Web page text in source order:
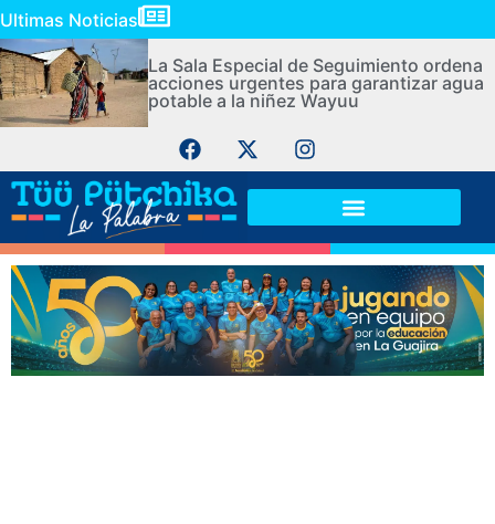
Ultimas Noticias
La Sala Especial de Seguimiento ordena
acciones urgentes para garantizar agua
potable a la niñez Wayuu